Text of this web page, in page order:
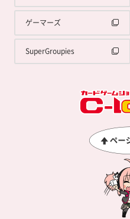
ゲーマーズ
SuperGroupies